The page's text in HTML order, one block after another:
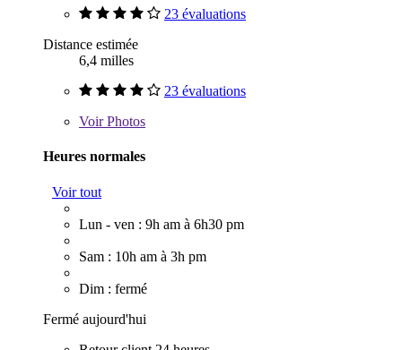
23 évaluations
Distance estimée
6,4 milles
23 évaluations
VoirPhotos
Heures normales
Voir tout
Lun - ven : 9h am à 6h30 pm
Sam : 10h am à 3h pm
Dim : fermé
Fermé aujourd'hui